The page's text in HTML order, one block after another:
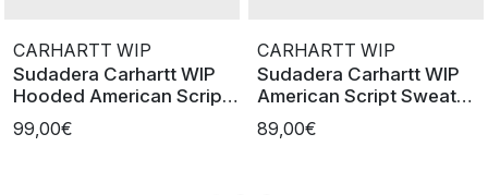
CARHARTT WIP
Sudadera Carhartt WIP
Hooded American Script
Sweat
99,00€
CARHARTT WIP
Sudadera Carhartt WIP
American Script Sweat
White
89,00€